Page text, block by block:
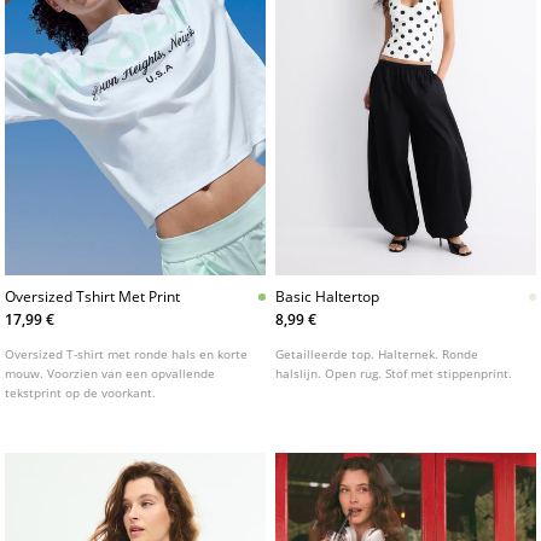
Oversized Tshirt Met Print
17,99 €
Oversized T-shirt met ronde hals en korte
mouw. Voorzien van een opvallende
tekstprint op de voorkant.
Basic Haltertop
8,99 €
Getailleerde top. Halternek. Ronde
halslijn. Open rug. Stof met stippenprint.